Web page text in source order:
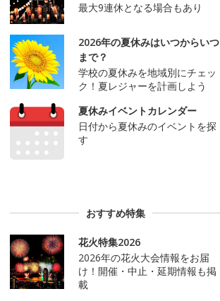
最大9連休となる場合もあり
2026年の夏休みはいつからいつ
まで？
学校の夏休みを地域別にチェッ
ク！夏レジャーを計画しよう
夏休みイベントカレンダー
日付から夏休みのイベントを探
す
おすすめ特集
花火特集2026
2026年の花火大会情報をお届
け！開催・中止・延期情報も掲
載